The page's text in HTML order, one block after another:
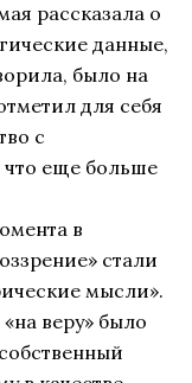
рассказала о
данные,
было на
для себя
с
еще больше
в
стали
мысли».
веру» было